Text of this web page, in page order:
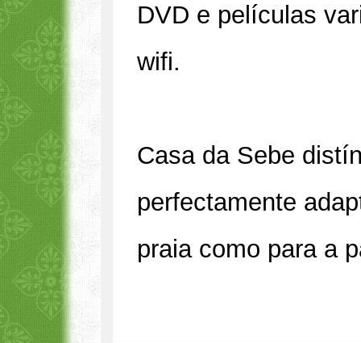
DVD e películas
wifi.
Casa da Sebe
perfectamente
praia como para a